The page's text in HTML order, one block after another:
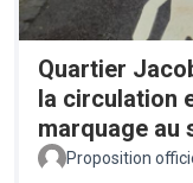
Quartier
la circulation
marquage au
Proposition